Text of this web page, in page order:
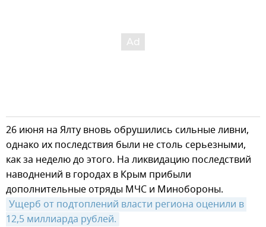
26 июня на Ялту вновь обрушились сильные ливни,
однако их последствия были не столь серьезными,
как за неделю до этого. На ликвидацию последствий
наводнений в городах в Крым прибыли
дополнительные отряды МЧС и Минобороны.
Ущерб от подтоплений власти региона оценили в
12,5 миллиарда рублей.